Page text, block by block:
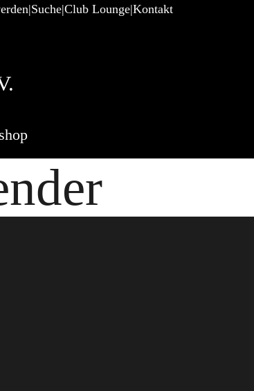
Suche Club Lounge Kontakt